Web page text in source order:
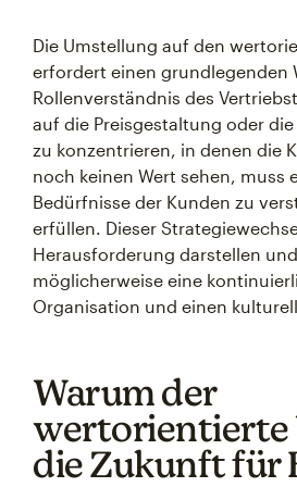
Die Umstellung auf den
erfordert einen grundlegenden
Rollenverständnis des
auf die Preisgestaltung oder
zu konzentrieren, in denen die
noch keinen Wert sehen, muss
Bedürfnisse der Kunden zu
erfüllen. Dieser
Herausforderung darstellen
möglicherweise eine
Organisation und einen
Warum der
wertorientierte
die Zukunft für